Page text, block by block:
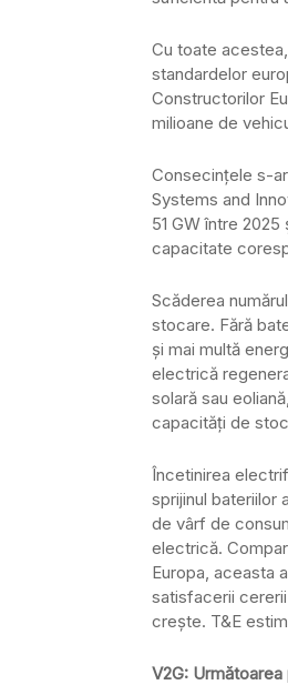
Cu toate
standardelor
Constructorilor
milioane de
Consecințele s-
Systems and
51 GW între
capacitate
Scăderea
stocare. Fără
și mai multă
electrică
solară sau
capacități de
Încetinirea
sprijinul bateriilor
de vârf de
electrică.
Europa, aceasta
satisfacerii
crește. T&E
V2G: